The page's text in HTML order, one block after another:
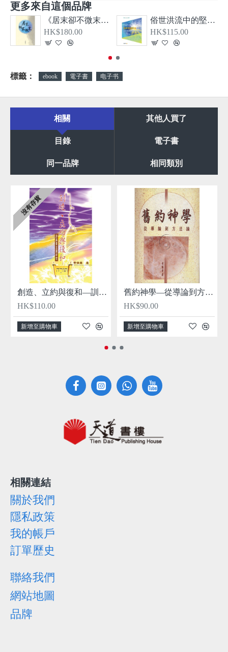
更多來自這個品牌
《居末卻不微末—希伯來書、大公書信及啟示錄導論》
HK$180.00
俗世洪流中的堅信—從教牧書信看顛覆現實的基督信仰
HK$115.00
標籤： ebook 電子書 电子书
相關 其他人買了
目錄 電子書
同一品牌 相同類別
沒有存貨
創造、立約與復和—訓誨書主題研究
HK$110.00
新增至購物車
舊約神學—從導論到方法論
HK$90.00
新增至購物車
相關連結
關於我們
隱私政策
我的帳戶
訂單歷史
聯絡我們
網站地圖
品牌